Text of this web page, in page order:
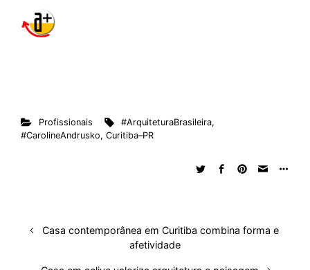
Profissionais #ArquiteturaBrasileira,
#CarolineAndrusko, Curitiba–PR
Casa contemporânea em Curitiba combina forma e
afetividade